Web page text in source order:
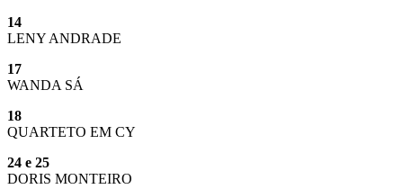
14
LENY ANDRADE
17
WANDA SÁ
18
QUARTETO EM CY
24 e 25
DORIS MONTEIRO